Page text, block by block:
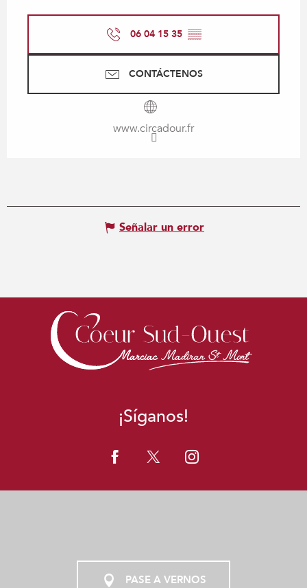
06 04 15 35 ▒▒
CONTÁCTENOS
www.circadour.fr
Señalar un error
¡Síganos!
PASE A VERNOS